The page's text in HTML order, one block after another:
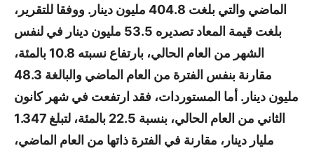
الماضي والتي بلغت 404.8 مليون دينار. ووفقا للتقرير،
بلغت قيمة المعاد تصديره 53.5 مليون دينار في لنفس
الشهر من العام الحالي، بارتفاع نسبته 10.8 بالمئة،
مقارنة بنفس الفترة من العام الماضي والبالغة 48.3
مليون دينار. أما المستوردات، فقد ارتفعت في شهر كانون
الثاني من العام الحالي، بنسبة 22.5 بالمئة، لتبلغ 1.347
مليار دينار، مقارنة في الفترة ذاتها من العام الماضي،